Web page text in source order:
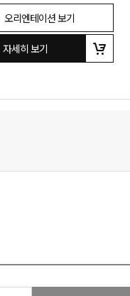
오리엔테이션 보기
자세히 보기